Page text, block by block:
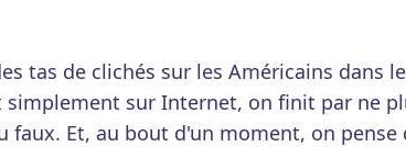
tas de clichés sur les Américains dans
sur Internet, on finit par ne
faux. Et, au bout d'un moment, on pense